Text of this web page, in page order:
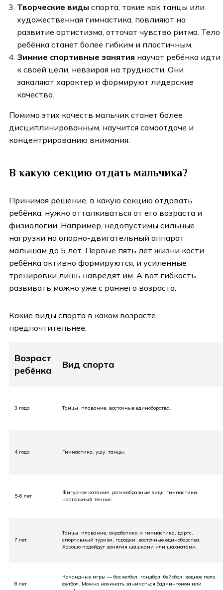
Творческие виды спорта, такие как танцы или
художественная гимнастика, повлияют на
развитие артистизма, отточат чувство ритма. Тело
ребёнка станет более гибким и пластичным.
Зимние спортивные занятия научат ребёнка идти
к своей цели, невзирая на трудности. Они
закаляют характер и формируют лидерские
качества.
Помимо этих качеств мальчик станет более
дисциплинированным, научится самоотдаче и
концентрированию внимания.
В какую секцию отдать мальчика?
Принимая решение, в какую секцию отдавать
ребёнка, нужно отталкиваться от его возраста и
физиологии. Например, недопустимы сильные
нагрузки на опорно-двигательный аппарат
малышам до 5 лет. Первые пять лет жизни кости
ребёнка активно формируются, и усиленные
тренировки лишь навредят им. А вот гибкость
развивать можно уже с раннего возраста.
Какие виды спорта в каком возрасте
предпочтительнее:
Возраст
ребёнка
Вид спорта
3 года Танцы, плавание, восточные единоборства.
4 года Гимнастика, ушу, танцы.
5-6 лет
Фигурное катание, разнообразные виды гимнастики,
настольный теннис.
7 лет
Танцы, плавание, акробатика и гимнастика, дартс,
спортивный туризм, городки, восточные единоборства.
Хорошо подойдут занятия шашками или шахматами.
8 лет
Командные игры — баскетбол, гандбол, бейсбол, водное поло,
футбол. Можно начинать заниматься бадминтоном или